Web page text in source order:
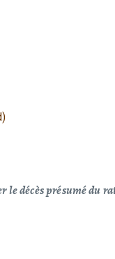
décès présumé du